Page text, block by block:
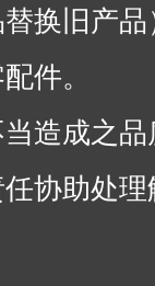
换旧产
件。
造成之
协助处